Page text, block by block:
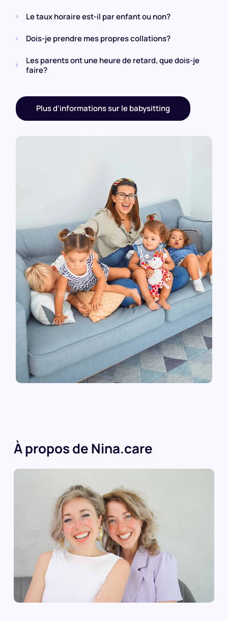
Le taux horaire est-il par enfant ou non?
Dois-je prendre mes propres collations?
Les parents ont une heure de retard, que dois-je
faire?
Plus d’informations sur le babysitting
À propos de Nina.care